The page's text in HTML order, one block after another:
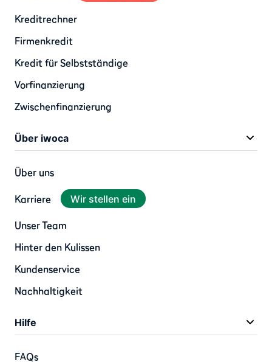
Über iwoca
Über uns
Karriere Wir stellen ein
Unser Team
Hinter den Kulissen
Kundenservice
Nachhaltigkeit
Kreditrechner
Firmenkredit
Kredit für Selbstständige
Vorfinanzierung
Zwischenfinanzierung
Hilfe
FAQs